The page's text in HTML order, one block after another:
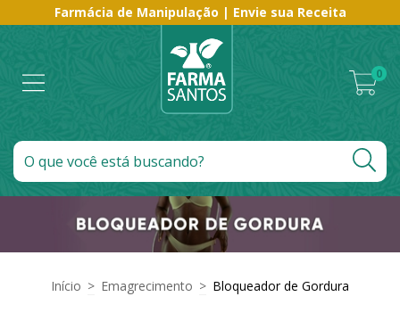
Farmácia de Manipulação | Envie sua Receita
0
Início > Emagrecimento > Bloqueador de Gordura